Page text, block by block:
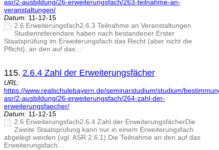
asr/2-ausbildung/26-erweiterungsfach/263-teilnahme-an-
veranstaltungen/
Datum: 11-12-15
2.6 Erweiterungsfach2.6.3 Teilnahme an Veranstaltungen
Studienreferendare haben nach bestandener Erster
Staatsprüfung im Erweiterungsfach das Recht (aber nicht die
Pflicht), an den auf das…
115. 2.6.4 Zahl der Erweiterungsfächer
URL:
https://www.realschulebayern.de/seminarstudium/studium/
asr/2-ausbildung/26-erweiterungsfach/264-zahl-der-
erweiterungsfaecher/
Datum: 11-12-15
2.6 Erweiterungsfach2.6.4 Zahl der ErweiterungsfächerDie
Zweite Staatsprüfung kann nur in einem Erweiterungsfach
abgelegt werden (vgl. ASR 2.6.1).Die Teilnahme an den auf das
Erweiterungsfach…